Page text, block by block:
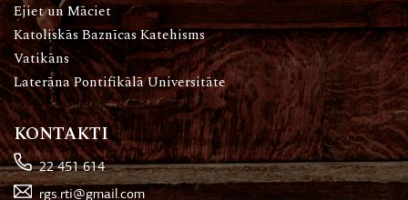
Ejiet un Māciet
Katoliskās Baznīcas Katehisms
Vatikāns
Laterāna Pontifikālā Universitāte
KONTAKTI
22 451 614
rgs.rti@gmail.com